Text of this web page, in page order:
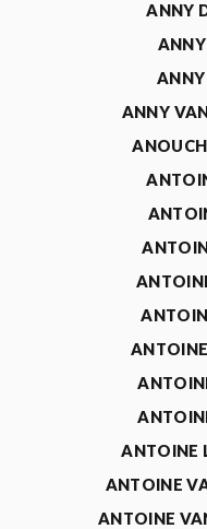
ANNY
ANNY
ANNY
ANTOINE
ANTOINE
ANTOINE